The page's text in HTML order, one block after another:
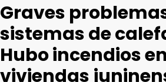
Graves
sistemas de
Hubo incendios
viviendas